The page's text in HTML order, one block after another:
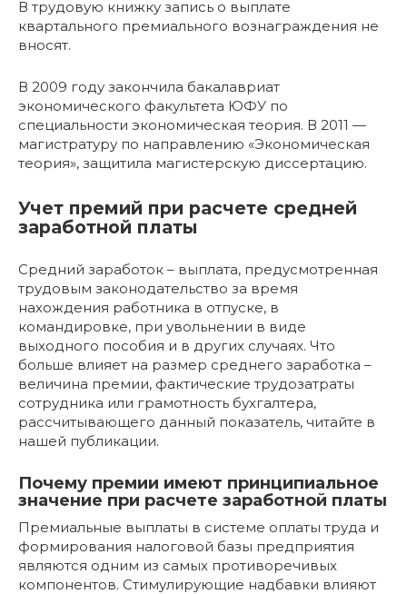
В трудовую книжку запись о выплате
квартального премиального вознаграждения не
вносят.
В 2009 году закончила бакалавриат
экономического факультета ЮФУ по
специальности экономическая теория. В 2011 —
магистратуру по направлению «Экономическая
теория», защитила магистерскую диссертацию.
Учет премий при расчете средней
заработной платы
Средний заработок – выплата, предусмотренная
трудовым законодательство за время
нахождения работника в отпуске, в
командировке, при увольнении в виде
выходного пособия и в других случаях. Что
больше влияет на размер среднего заработка –
величина премии, фактические трудозатраты
сотрудника или грамотность бухгалтера,
рассчитывающего данный показатель, читайте в
нашей публикации.
Почему премии имеют принципиальное
значение при расчете заработной платы
Премиальные выплаты в системе оплаты труда и
формирования налоговой базы предприятия
являются одним из самых противоречивых
компонентов. Стимулирующие надбавки влияют